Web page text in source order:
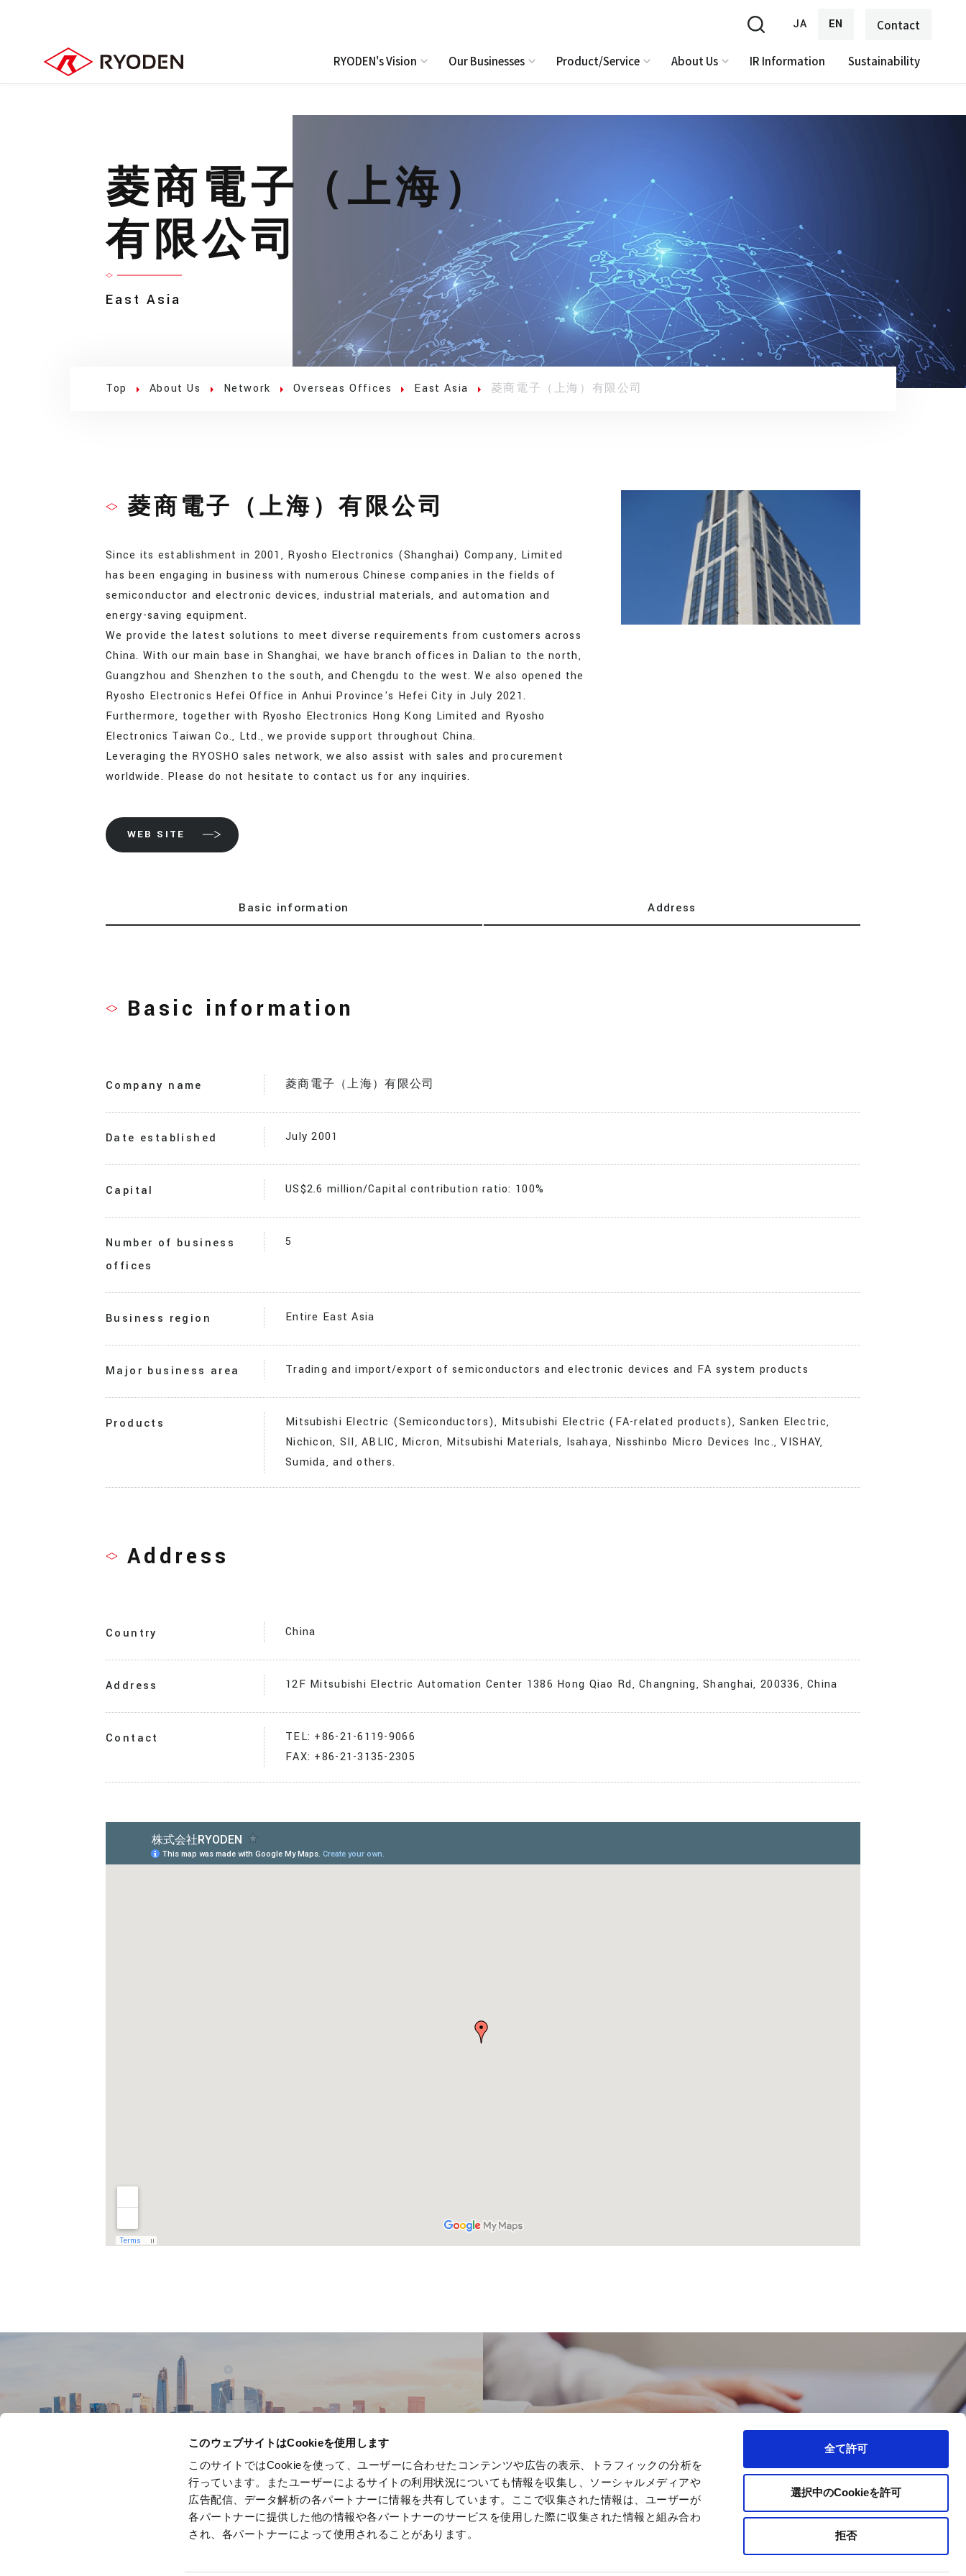
このウェブサイトはCookieを使用します
このサイトではCookieを使って、ユーザーに合わせたコンテンツや広告の表示、トラフィックの分析を
行っています。またユーザーによるサイトの利用状況についても情報を収集し、ソーシャルメディアや
広告配信、データ解析の各パートナーに情報を共有しています。ここで収集された情報は、ユーザーが
各パートナーに提供した他の情報や各パートナーのサービスを使用した際に収集された情報と組み合わ
され、各パートナーによって使用されることがあります。
全て許可
選択中のCookieを許可
拒否
JA EN Contact
RYODEN's Vision Our Businesses Product/Service About Us IR Information Sustainability
菱商電子（上海）
有限公司
East Asia
Top About Us Network Overseas Offices East Asia 菱商電子（上海）有限公司
菱商電子（上海）有限公司
Since its establishment in 2001, Ryosho Electronics (Shanghai) Company, Limited
has been engaging in business with numerous Chinese companies in the fields of
semiconductor and electronic devices, industrial materials, and automation and
energy-saving equipment.
We provide the latest solutions to meet diverse requirements from customers across
China. With our main base in Shanghai, we have branch offices in Dalian to the north,
Guangzhou and Shenzhen to the south, and Chengdu to the west. We also opened the
Ryosho Electronics Hefei Office in Anhui Province's Hefei City in July 2021.
Furthermore, together with Ryosho Electronics Hong Kong Limited and Ryosho
Electronics Taiwan Co., Ltd., we provide support throughout China.
Leveraging the RYOSHO sales network, we also assist with sales and procurement
worldwide. Please do not hesitate to contact us for any inquiries.
WEB SITE
Basic information Address
Basic information
Company name 菱商電子（上海）有限公司
Date established July 2001
Capital US$2.6 million/Capital contribution ratio: 100%
Number of business
offices
5
Business region Entire East Asia
Major business area Trading and import/export of semiconductors and electronic devices and FA system products
Products
Mitsubishi Electric (Semiconductors), Mitsubishi Electric (FA-related products), Sanken Electric,
Nichicon, SII, ABLIC, Micron, Mitsubishi Materials, Isahaya, Nisshinbo Micro Devices Inc., VISHAY,
Sumida, and others.
Address
Country China
Address 12F Mitsubishi Electric Automation Center 1386 Hong Qiao Rd, Changning, Shanghai, 200336, China
Contact
TEL: +86-21-6119-9066
FAX: +86-21-3135-2305
OUR BUSINESSES INQUIRY
About this website Information Security Fundamental Policy Privacy Policy Site Map Company Information